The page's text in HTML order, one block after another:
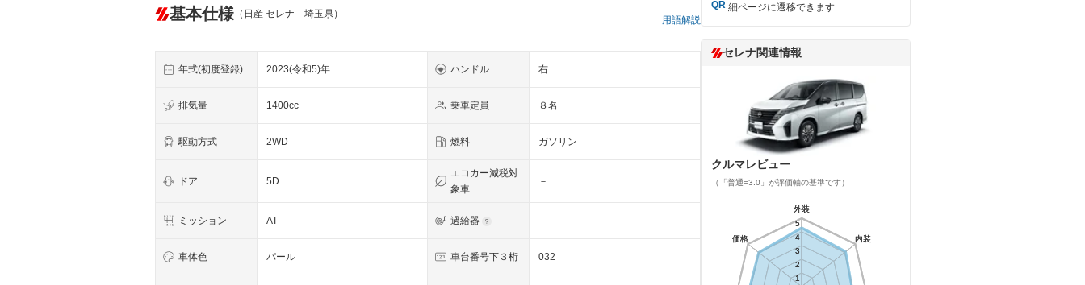
基本仕様 （日産 セレナ 埼玉県）
用語解説
年式(初度登録) 2023(令和5)年 ハンドル 右
排気量 1400cc 乗車定員 ８名
駆動方式 2WD 燃料 ガソリン
ドア 5D
エコカー減税対
象車
－
ミッション AT 過給器 －
車体色 パール 車台番号下３桁 032
細ページに遷移できます
セレナ関連情報
クルマレビュー
（「普通=3.0」が評価軸の基準です）
外装
内装
価格
1
2
3
4
5
外装
内装
価格
1
2
3
4
5